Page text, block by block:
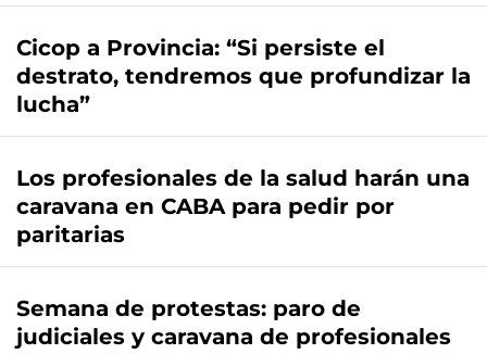
Cicop a Provincia: “Si persiste el
destrato, tendremos que profundizar la
lucha”
Los profesionales de la salud harán una
caravana en CABA para pedir por
paritarias
Semana de protestas: paro de
judiciales y caravana de profesionales